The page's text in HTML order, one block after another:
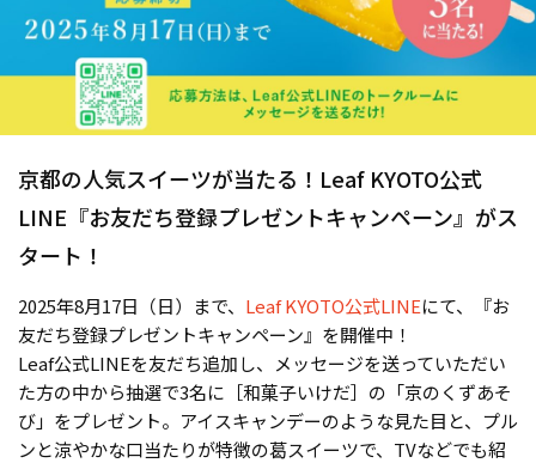
京都の人気スイーツが当たる！Leaf KYOTO公式
LINE『お友だち登録プレゼントキャンペーン』がス
タート！
2025年8月17日（日）まで、 Leaf KYOTO公式LINEにて、『お
友だち登録プレゼントキャンペーン』を開催中！
Leaf公式LINEを友だち追加し、メッセージを送っていただい
た方の中から抽選で3名に［和菓子いけだ］の「京のくずあそ
び」をプレゼント。アイスキャンデーのような見た目と、プル
ンと涼やかな口当たりが特徴の葛スイーツで、TVなどでも紹